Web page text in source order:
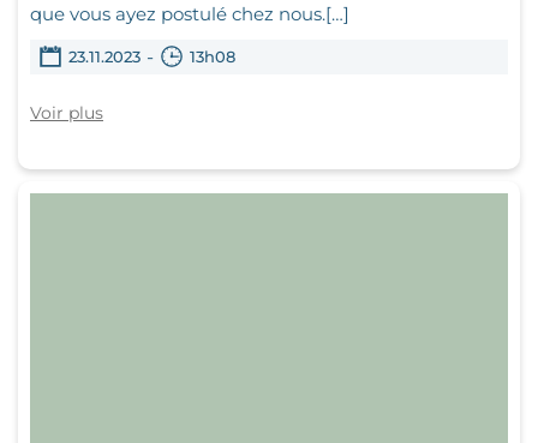
que vous ayez postulé chez nous.[…]
23.11.2023 - 13h08
Voir plus